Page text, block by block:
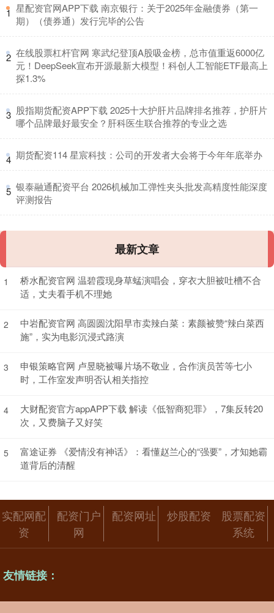
1 ​星配资官网APP下载 南京银行：关于2025年金融债券（第一
期）（债券通）发行完毕的公告
2 ​在线股票杠杆官网 寒武纪登顶A股吸金榜，总市值重返6000亿
元！DeepSeek宣布开源最新大模型！科创人工智能ETF最高上
探1.3%
3 ​股指期货配资APP下载 2025十大护肝片品牌排名推荐，护肝片
哪个品牌最好最安全？肝科医生联合推荐的专业之选
4 ​期货配资114 星宸科技：公司的开发者大会将于今年年底举办
5 ​银泰融通配资平台 2026机械加工弹性夹头批发高精度性能深度
评测报告
最新文章
1
桥水配资官网 温碧霞现身草蜢演唱会，穿衣大胆被吐槽不合
适，丈夫看手机不理她
2
中岩配资官网 高圆圆沈阳早市卖辣白菜：素颜被赞“辣白菜西
施”，实为电影沉浸式路演
3
申银策略官网 卢昱晓被曝片场不敬业，合作演员苦等七小
时，工作室发声明否认相关指控
4
大财配资官方appAPP下载 解读《低智商犯罪》，7集反转20
次，又费脑子又好笑
5
富途证券 《爱情没有神话》：看懂赵兰心的“强要”，才知她霸
道背后的清醒
实配网配
资
配资门户
网
配资网址 炒股配资
股票配资
系统
友情链接：